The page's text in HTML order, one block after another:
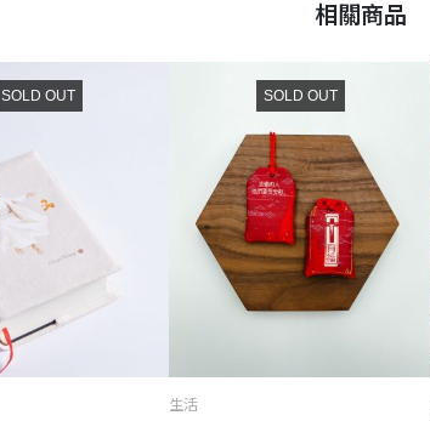
相關商品
SOLD OUT SOLD OUT
生活